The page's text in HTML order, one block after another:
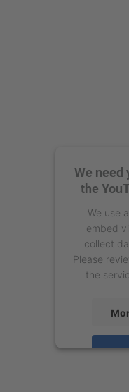
We need
the
We use
embed
collect
Please
the